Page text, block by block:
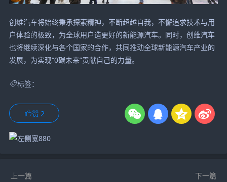
创维汽车将始终秉承探索精神，不断超越自我，不懈追求技术与用
户体验的极致，为全球用户造更好的新能源汽车。同时，创维汽车
也将继续深化与各个国家的合作，共同推动全球新能源汽车产业的
发展，为实现“0碳未来”贡献自己的力量。
标签：
赞2
上一篇 下一篇